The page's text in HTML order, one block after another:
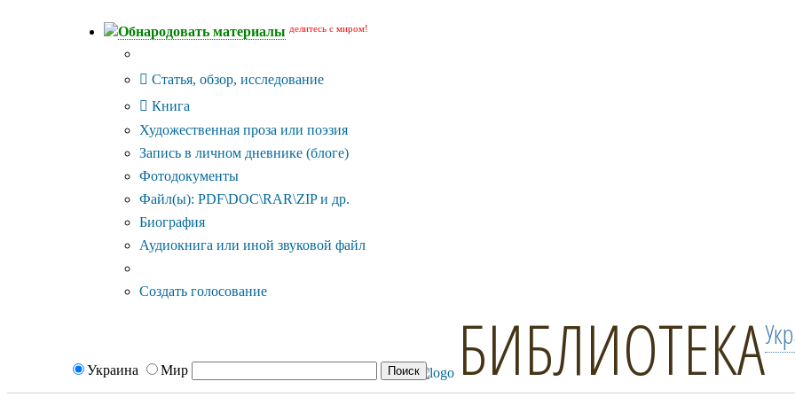
Обнародовать материалы делитесь с миром!
Статья, обзор, исследование
Книга
Художественная проза или поэзия
Запись в личном дневнике (блоге)
Фотодокументы
Файл(ы): PDF\DOC\RAR\ZIP и др.
Биография
Аудиокнига или иной звуковой файл
Создать голосование
Украина Мир БИБЛИОТЕКА